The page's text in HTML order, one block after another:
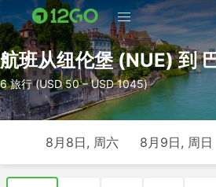
航班从纽伦堡 (NUE) 到
6 旅行 (USD 50 – USD 1045)
8月8日, 周六 8月9日, 周日